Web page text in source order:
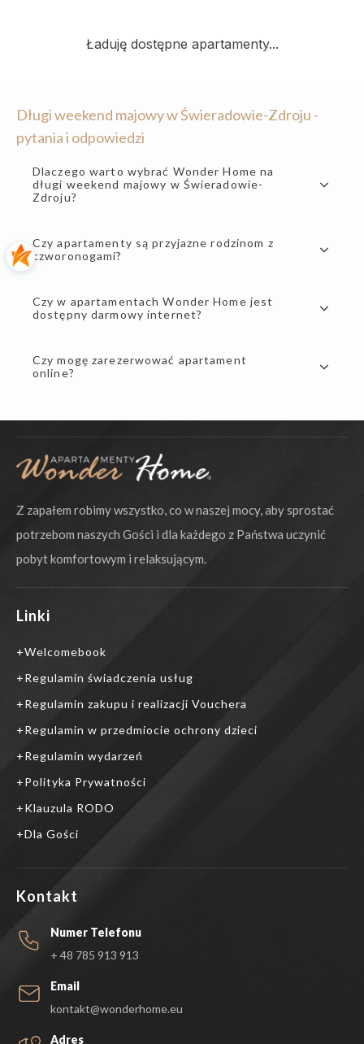
Długi weekend majowy w Świeradowie-Zdroju -
pytania i odpowiedzi
Dlaczego warto wybrać Wonder Home na
długi weekend majowy w Świeradowie-
Zdroju?
Czy apartamenty są przyjazne rodzinom z
czworonogami?
Czy w apartamentach Wonder Home jest
dostępny darmowy internet?
Czy mogę zarezerwować apartament
online?
Z zapałem robimy wszystko, co w naszej mocy, aby sprostać
potrzebom naszych Gości i dla każdego z Państwa uczynić
pobyt komfortowym i relaksującym.
Linki
Welcomebook
Regulamin świadczenia usług
Regulamin zakupu i realizacji Vouchera
Regulamin w przedmiocie ochrony dzieci
Regulamin wydarzeń
Polityka Prywatności
Klauzula RODO
Dla Gości
Kontakt
Numer Telefonu
+ 48 785 913 913
Email
kontakt@wonderhome.eu
Adres